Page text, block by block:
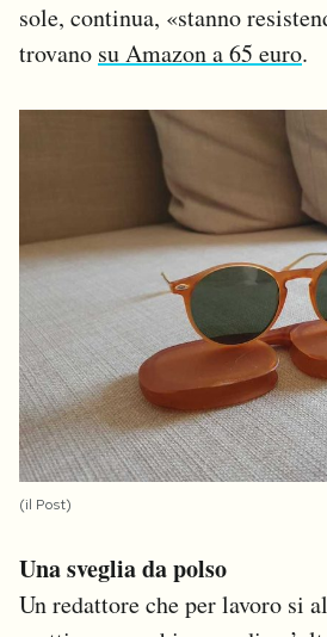
sole, continua, «stanno
trovano su Amazon a 65 euro.
(il Post)
Una sveglia da polso
Un redattore che per lavoro si